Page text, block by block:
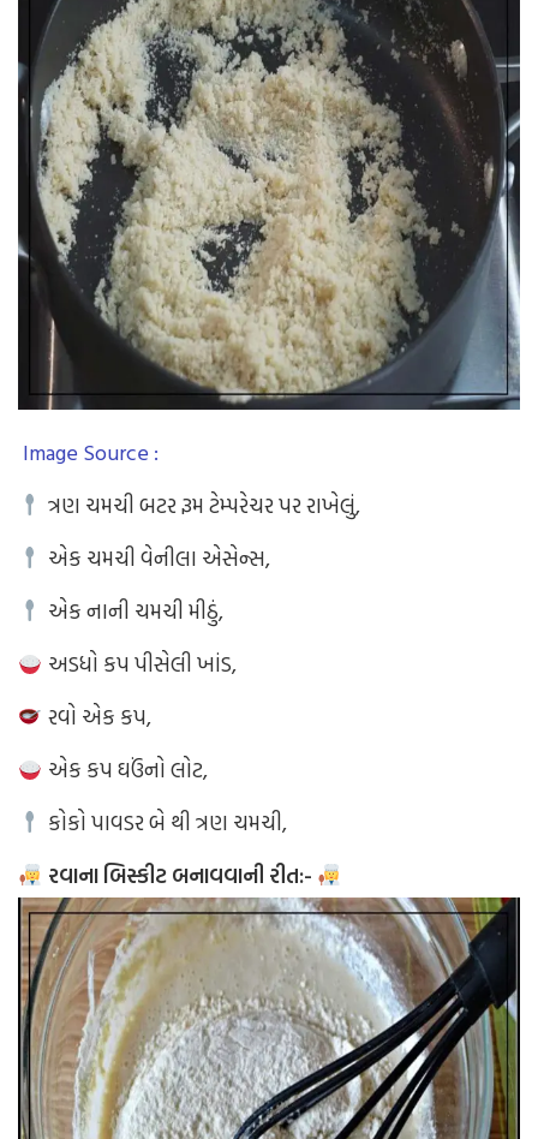
Image Source :
ત્રણ ચમચી બટર રૂમ ટેમ્પરેચર પર રાખેલું,
એક ચમચી વેનીલા એસેન્સ,
એક નાની ચમચી મીઠું,
અડધો કપ પીસેલી ખાંડ,
રવો એક કપ,
એક કપ ઘઉંનો લોટ,
કોકો પાવડર બે થી ત્રણ ચમચી,
રવાના બિસ્કીટ બનાવવાની રીત:-